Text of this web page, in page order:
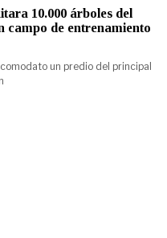
10.000 árboles del
campo de entrenamiento
un predio del principal